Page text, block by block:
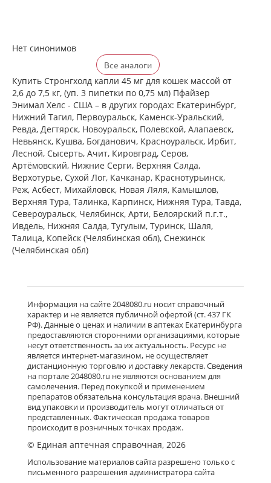
Нет синонимов
Все аналоги
Купить Стронгхолд капли 45 мг для кошек массой от
2,6 до 7,5 кг, (уп. 3 пипетки по 0,75 мл) Пфайзер
Энимал Хелс - США – в других городах: Екатеринбург,
Нижний Тагил, Первоуральск, Каменск-Уральский,
Ревда, Дегтярск, Новоуральск, Полевской, Алапаевск,
Невьянск, Кушва, Богданович, Красноуральск, Ирбит,
Лесной, Сысерть, Ачит, Кировград, Серов,
Артёмовский, Нижние Cерги, Верхняя Салда,
Верхотурье, Сухой Лог, Качканар, Краснотурьинск,
Реж, Асбест, Михайловск, Новая Ляля, Камышлов,
Верхняя Тура, Талинка, Карпинск, Нижняя Тура, Тавда,
Североуральск, Челябинск, Арти, Белоярский п.г.т.,
Ивдель, Нижняя Салда, Тугулым, Туринск, Шаля,
Талица, Копейск (Челябинская обл), Снежинск
(Челябинская обл)
Информация на сайте 2048080.ru носит справочный
характер и не является публичной офертой (ст. 437 ГК
РФ). Данные о ценах и наличии в аптеках Екатеринбурга
предоставляются сторонними организациями, которые
несут ответственность за их актуальность. Ресурс не
является интернет-магазином, не осуществляет
дистанционную торговлю и доставку лекарств. Сведения
на портале 2048080.ru не являются основанием для
самолечения. Перед покупкой и применением
препаратов обязательна консультация врача. Внешний
вид упаковки и производитель могут отличаться от
представленных. Фактическая продажа товаров
происходит в розничных точках продаж.
© Единая аптечная справочная, 2026
Использование материалов сайта разрешено только с
письменного разрешения администратора сайта